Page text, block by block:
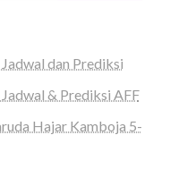
dan Prediksi
& Prediksi AFF
Hajar Kamboja 5-